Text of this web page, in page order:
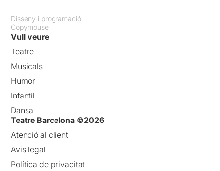
Disseny i programació:
Copymouse
Vull veure
Teatre
Musicals
Humor
Infantil
Dansa
Teatre Barcelona ©2026
Atenció al client
Avís legal
Política de privacitat